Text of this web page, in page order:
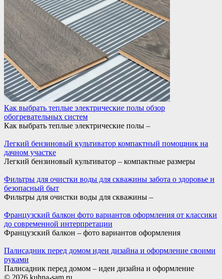
Как выбрать теплые электрические полы обзор
обогревательных систем
Как выбрать теплые электрические полы –
Легкий бензиновый культиватор компактный помощник на
дачном участке
Легкий бензиновый культиватор – компактные размеры
Фильтры для очистки воды для скважины забота о здоровье и
безопасный быт
Фильтры для очистки воды для скважины –
Французский балкон фото вариантов оформления от классики
до современной интерпретации
Французский балкон – фото вариантов оформления
Палисадник перед домом идеи дизайна и оформление своими
руками
Палисадник перед домом – идеи дизайна и оформление
© 2026 kuhna-sam.ru